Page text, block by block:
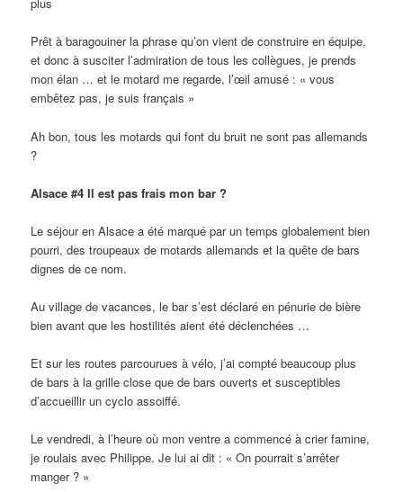
Prêt à baragouiner la phrase qu’on vient de construire en équipe,
et donc à susciter l’admiration de tous les collègues, je prends
mon élan … et le motard me regarde, l’œil amusé : « vous
embêtez pas, je suis français »
Ah bon, tous les motards qui font du bruit ne sont pas allemands
?
Alsace #4 Il est pas frais mon bar ?
Le séjour en Alsace a été marqué par un temps globalement bien
pourri, des troupeaux de motards allemands et la quête de bars
dignes de ce nom.
Au village de vacances, le bar s’est déclaré en pénurie de bière
bien avant que les hostilités aient été déclenchées …
Et sur les routes parcourues à vélo, j’ai compté beaucoup plus
de bars à la grille close que de bars ouverts et susceptibles
d’accueillir un cyclo assoiffé.
Le vendredi, à l’heure où mon ventre a commencé à crier famine,
je roulais avec Philippe. Je lui ai dit : « On pourrait s’arrêter
manger ? »